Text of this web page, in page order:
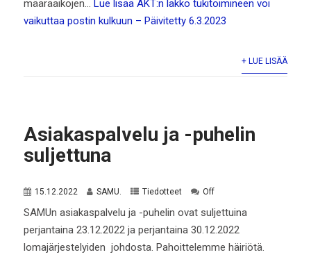
määräaikojen…Lue lisää AKT:n lakko tukitoimineen voi
vaikuttaa postin kulkuun – Päivitetty 6.3.2023
+ LUE LISÄÄ
Asiakaspalvelu ja -puhelin
suljettuna
15.12.2022 SAMU. Tiedotteet Off
SAMUn asiakaspalvelu ja -puhelin ovat suljettuina
perjantaina 23.12.2022 ja perjantaina 30.12.2022
lomajärjestelyiden johdosta. Pahoittelemme häiriötä.